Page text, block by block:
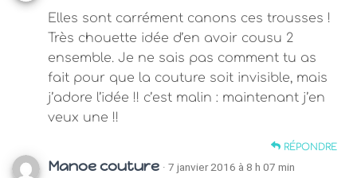
Elles sont carrément canons ces trousses !
Très chouette idée d’en avoir cousu 2
ensemble. Je ne sais pas comment tu as
fait pour que la couture soit invisible, mais
j’adore l’idée !! c’est malin : maintenant j’en
veux une !!
RÉPONDRE
Manoe couture · 7 janvier 2016 à 8 h 07 min